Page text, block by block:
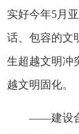
实好今年5月
话、包容的文
生超越文明冲
越文明固化。
——建设